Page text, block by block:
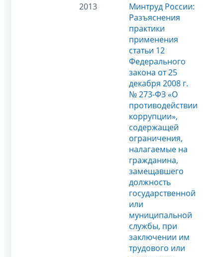
2013
Минтруд России:
Разъяснения
практики
применения
статьи 12
Федерального
закона от 25
декабря 2008 г.
№ 273-ФЗ «О
противодействии
коррупции»,
содержащей
ограничения,
налагаемые на
гражданина,
замещавшего
должность
государственной
или
муниципальной
службы, при
заключении им
трудового или